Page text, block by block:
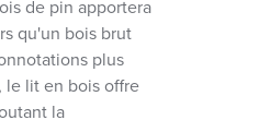
de pin apportera
qu'un bois brut
plus
le lit en bois offre
la